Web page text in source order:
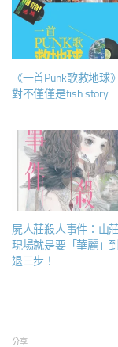
《一首Punk歌救地球
對不僅僅是fish story
屍人莊殺人事件：山
現場就是要「華麗」
退三步！
分享